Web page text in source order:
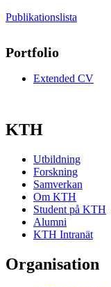
Publikationslista
Portfolio
Extended CV
KTH
Utbildning
Forskning
Samverkan
Om KTH
Student på KTH
Alumni
KTH Intranät
Organisation